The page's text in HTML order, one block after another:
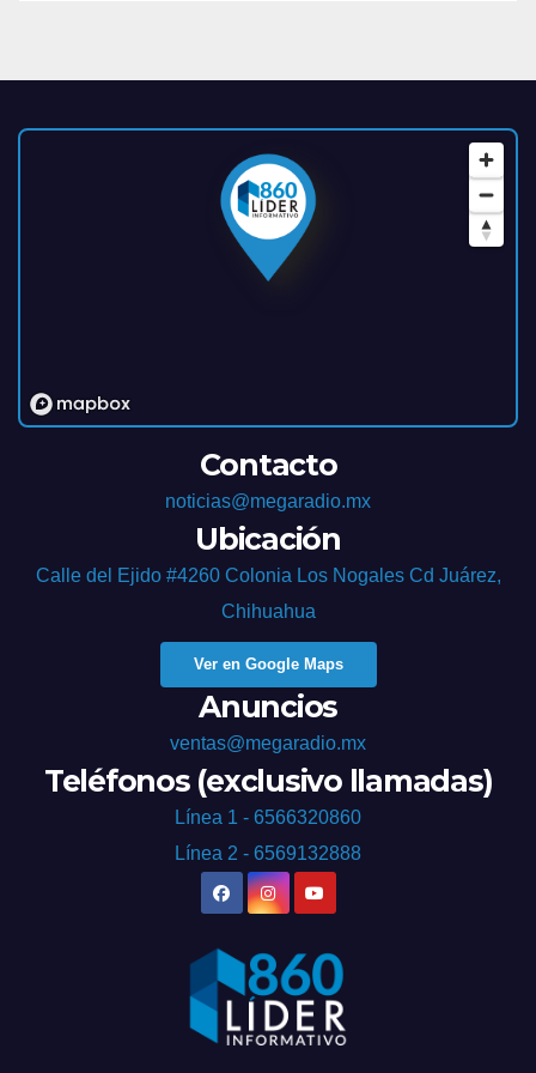
Contacto
noticias@megaradio.mx
Ubicación
Calle del Ejido #4260 Colonia Los Nogales Cd Juárez,
Chihuahua
Ver en Google Maps
Anuncios
ventas@megaradio.mx
Teléfonos (exclusivo llamadas)
Línea 1 - 6566320860
Línea 2 - 6569132888